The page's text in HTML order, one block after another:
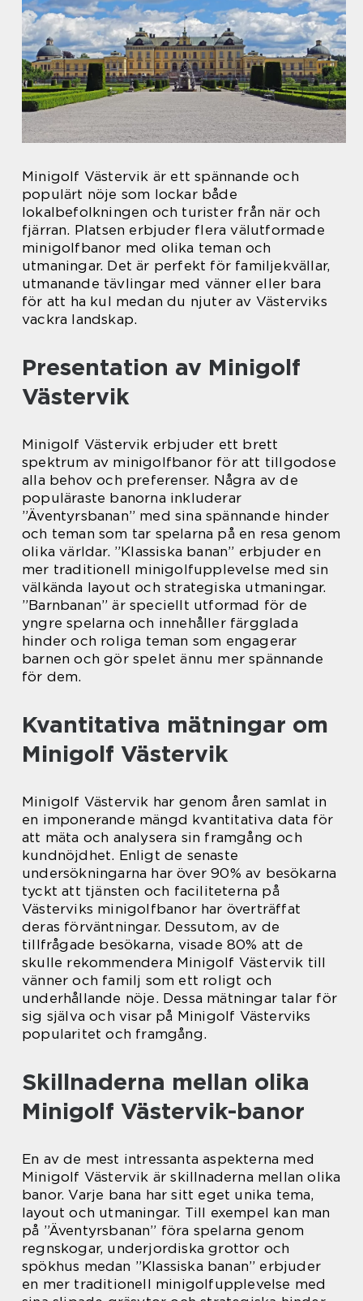
Minigolf Västervik är ett spännande och
populärt nöje som lockar både
lokalbefolkningen och turister från när och
fjärran. Platsen erbjuder flera välutformade
minigolfbanor med olika teman och
utmaningar. Det är perfekt för familjekvällar,
utmanande tävlingar med vänner eller bara
för att ha kul medan du njuter av Västerviks
vackra landskap.
Presentation av Minigolf
Västervik
Minigolf Västervik erbjuder ett brett
spektrum av minigolfbanor för att tillgodose
alla behov och preferenser. Några av de
populäraste banorna inkluderar
”Äventyrsbanan” med sina spännande hinder
och teman som tar spelarna på en resa genom
olika världar. ”Klassiska banan” erbjuder en
mer traditionell minigolfupplevelse med sin
välkända layout och strategiska utmaningar.
”Barnbanan” är speciellt utformad för de
yngre spelarna och innehåller färgglada
hinder och roliga teman som engagerar
barnen och gör spelet ännu mer spännande
för dem.
Kvantitativa mätningar om
Minigolf Västervik
Minigolf Västervik har genom åren samlat in
en imponerande mängd kvantitativa data för
att mäta och analysera sin framgång och
kundnöjdhet. Enligt de senaste
undersökningarna har över 90% av besökarna
tyckt att tjänsten och faciliteterna på
Västerviks minigolfbanor har överträffat
deras förväntningar. Dessutom, av de
tillfrågade besökarna, visade 80% att de
skulle rekommendera Minigolf Västervik till
vänner och familj som ett roligt och
underhållande nöje. Dessa mätningar talar för
sig själva och visar på Minigolf Västerviks
popularitet och framgång.
Skillnaderna mellan olika
Minigolf Västervik-banor
En av de mest intressanta aspekterna med
Minigolf Västervik är skillnaderna mellan olika
banor. Varje bana har sitt eget unika tema,
layout och utmaningar. Till exempel kan man
på ”Äventyrsbanan” föra spelarna genom
regnskogar, underjordiska grottor och
spökhus medan ”Klassiska banan” erbjuder
en mer traditionell minigolfupplevelse med